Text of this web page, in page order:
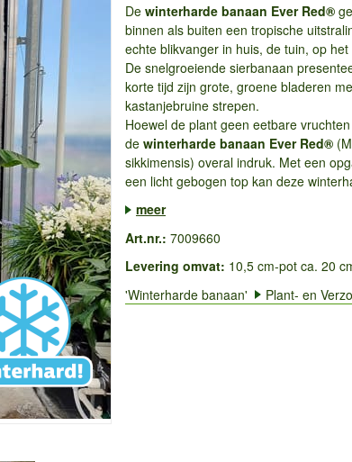
De winterharde banaan Ever Red®
binnen als buiten een tropische
echte blikvanger in huis, de tuin, op
De snelgroeiende sierbanaan
korte tijd zijn grote, groene bladeren
kastanjebruine strepen.
Hoewel de plant geen eetbare
de winterharde banaan Ever Red®
sikkimensis) overal indruk. Met een
een licht gebogen top kan deze
meer
Art.nr.: 7009660
Levering omvat: 10,5 cm-pot ca. 20
'Winterharde banaan'
Plant- en